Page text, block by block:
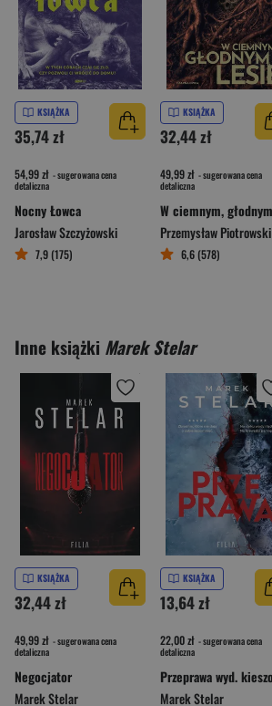
KSIĄŻKA
35,74 zł
54,99 zł - sugerowana cena
detaliczna
Nocny Łowca
Jarosław Szczyżowski
7,9 (175)
KSIĄŻKA
32,44 zł
49,99 zł - sugerowana cena
detaliczna
Przemysław Piotrowski
6,6 (578)
Inne książki Marek Stelar
KSIĄŻKA
32,44 zł
49,99 zł - sugerowana cena
detaliczna
Negocjator
Marek Stelar
KSIĄŻKA
13,64 zł
22,00 zł - sugerowana cena
detaliczna
Marek Stelar